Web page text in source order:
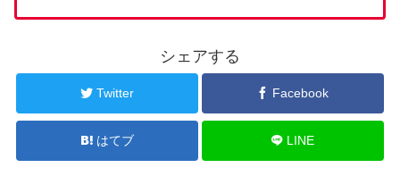
シェアする
Twitter Facebook
はてブ LINE